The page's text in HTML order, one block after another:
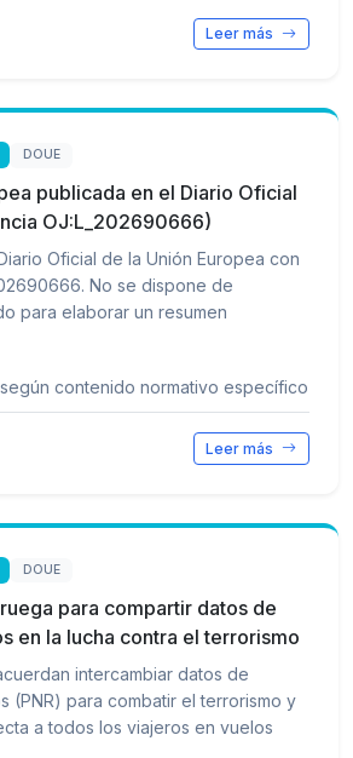
Leer más
DOUE
publicada en el Diario Oficial
OJ:L_202690666)
Oficial de la Unión Europea con
No se dispone de
para elaborar un resumen
contenido normativo específico
Leer más
DOUE
para compartir datos de
en la lucha contra el terrorismo
intercambiar datos de
(PNR) para combatir el terrorismo y
a todos los viajeros en vuelos